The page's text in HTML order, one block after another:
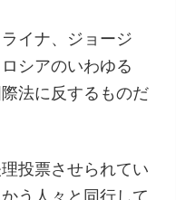
イナ、ジョージ
シアのいわゆる
法に反するものだ
投票させられてい
う人々と同行して